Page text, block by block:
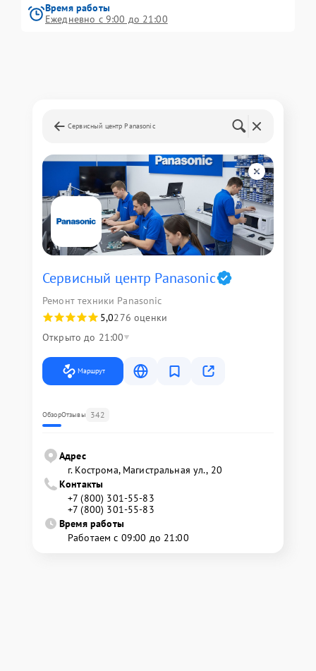
Время работы
Ежедневно с 9:00 до 21:00
Сервисный центр Panasonic
Сервисный центр Panasonic
Ремонт техники Panasonic
5,0276 оценки
Открыто до 21:00
Маршрут
ОбзорОтзывы 342
Адрес
г. Кострома, Магистральная ул., 20
Контакты
+7 (800) 301-55-83
+7 (800) 301-55-83
Время работы
Работаем с 09:00 до 21:00